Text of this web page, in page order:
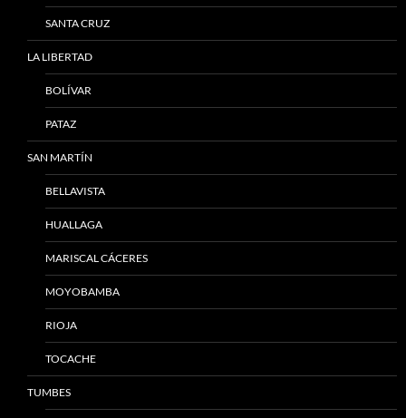
SANTA CRUZ
LA LIBERTAD
BOLÍVAR
PATAZ
SAN MARTÍN
BELLAVISTA
HUALLAGA
MARISCAL CÁCERES
MOYOBAMBA
RIOJA
TOCACHE
TUMBES